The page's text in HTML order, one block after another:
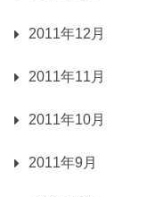
2011年12月
2011年11月
2011年10月
2011年9月